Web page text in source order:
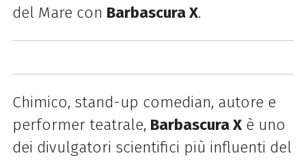
del Mare con Barbascura X.
Chimico, stand-up comedian, autore e
performer teatrale, Barbascura X è uno
dei divulgatori scientifici più influenti del